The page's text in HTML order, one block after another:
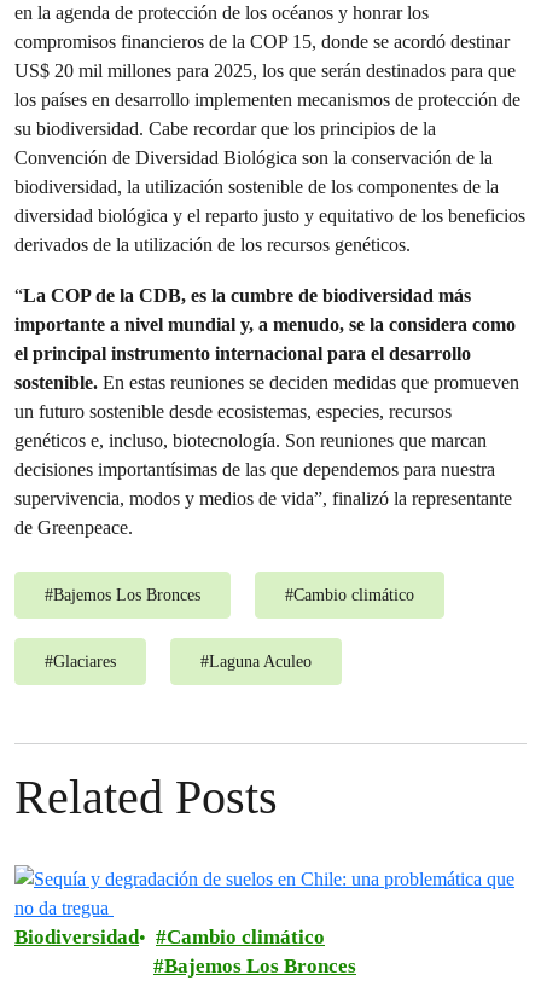
en la agenda de protección de los océanos y honrar los
compromisos financieros de la COP 15, donde se acordó destinar
US$ 20 mil millones para 2025, los que serán destinados para que
los países en desarrollo implementen mecanismos de protección de
su biodiversidad. Cabe recordar que los principios de la
Convención de Diversidad Biológica son la conservación de la
biodiversidad, la utilización sostenible de los componentes de la
diversidad biológica y el reparto justo y equitativo de los beneficios
derivados de la utilización de los recursos genéticos.
“La COP de la CDB, es la cumbre de biodiversidad más
importante a nivel mundial y, a menudo, se la considera como
el principal instrumento internacional para el desarrollo
sostenible. En estas reuniones se deciden medidas que promueven
un futuro sostenible desde ecosistemas, especies, recursos
genéticos e, incluso, biotecnología. Son reuniones que marcan
decisiones importantísimas de las que dependemos para nuestra
supervivencia, modos y medios de vida”, finalizó la representante
de Greenpeace.
#Bajemos Los Bronces #Cambio climático
#Glaciares #Laguna Aculeo
Related Posts
Biodiversidad
Cambio climático
Bajemos Los Bronces